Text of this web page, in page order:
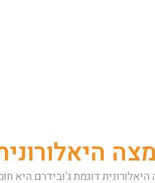
היאלורונית דוגמת ג'ובידרם היא